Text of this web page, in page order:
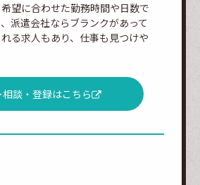
望に合わせた勤務時間や日数で
派遣会社ならブランクがあって
る求人もあり、仕事も見つけや
相談・登録はこちら